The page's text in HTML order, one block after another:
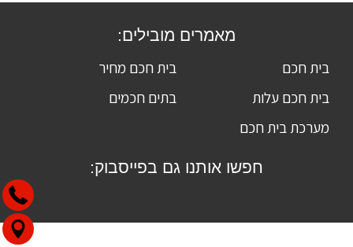
מאמרים מובילים:
בית חכם
בית חכם מחיר
בית חכם עלות
בתים חכמים
מערכת בית חכם
חפשו אותנו גם בפייסבוק: